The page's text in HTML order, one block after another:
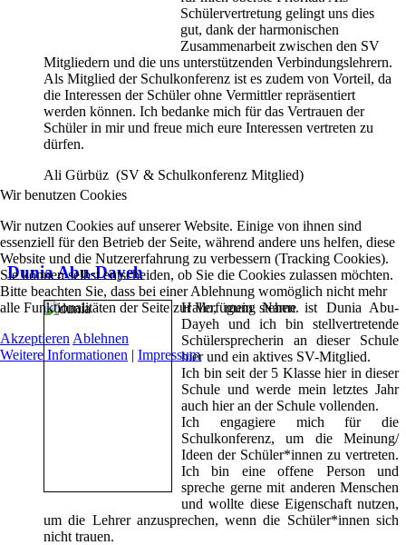
Schülervertretung gelingt uns dies
gut, dank der harmonischen
Zusammenarbeit zwischen den SV
Mitgliedern und die uns unterstützenden Verbindungslehrern.
Als Mitglied der Schulkonferenz ist es zudem von Vorteil, da
die Interessen der Schüler ohne Vermittler repräsentiert
werden können. Ich bedanke mich für das Vertrauen der
Schüler in mir und freue mich eure Interessen vertreten zu
dürfen.
Ali Gürbüz (SV & Schulkonferenz Mitglied)
Dunia Abu-Dayeh
Hallo, mein Name ist Dunia Abu-
Dayeh und ich bin stellvertretende
Schülersprecherin an dieser Schule
hier und ein aktives SV-Mitglied.
Ich bin seit der 5 Klasse hier in dieser
Schule und werde mein letztes Jahr
auch hier an der Schule vollenden.
Ich engagiere mich für die
Schulkonferenz, um die Meinung/
Ideen der Schüler*innen zu vertreten.
Ich bin eine offene Person und
spreche gerne mit anderen Menschen
und wollte diese Eigenschaft nutzen,
um die Lehrer anzusprechen, wenn die Schüler*innen sich
nicht trauen.
Wir benutzen Cookies
Wir nutzen Cookies auf unserer Website. Einige von ihnen sind
essenziell für den Betrieb der Seite, während andere uns helfen, diese
Website und die Nutzererfahrung zu verbessern (Tracking Cookies).
Sie können selbst entscheiden, ob Sie die Cookies zulassen möchten.
Bitte beachten Sie, dass bei einer Ablehnung womöglich nicht mehr
alle Funktionalitäten der Seite zur Verfügung stehen.
Akzeptieren Ablehnen
Weitere Informationen | Impressum